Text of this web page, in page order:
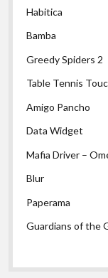
Habitica
Bamba
Greedy Spiders 2
Table Tennis
Amigo Pancho
Data Widget
Mafia Driver –
Blur
Paperama
Guardians of the